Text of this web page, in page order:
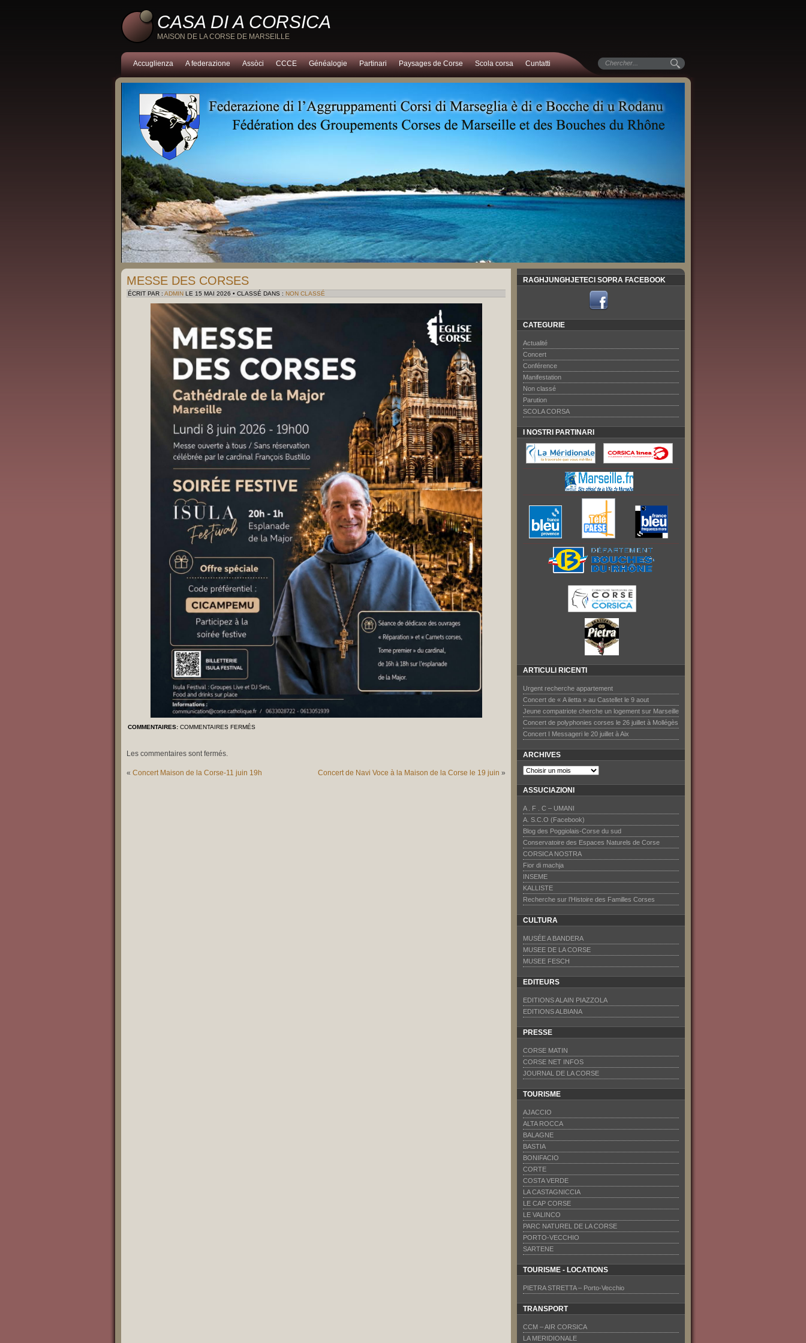
CASA DI A CORSICA
MAISON DE LA CORSE DE MARSEILLE
Accuglienza A federazione Assòci CCCE Généalogie Partinari Paysages de Corse Scola corsa Cuntatti
MESSE DES CORSES
ÉCRIT PAR : ADMIN LE 15 MAI 2026 • CLASSÉ DANS : NON CLASSÉ
COMMENTAIRES: COMMENTAIRES FERMÉS
Les commentaires sont fermés.
« Concert Maison de la Corse-11 juin 19h Concert de Navi Voce à la Maison de la Corse le 19 juin »
RAGHJUNGHJETECI SOPRA FACEBOOK
CATEGURIE
Actualité
Concert
Conférence
Manifestation
Non classé
Parution
SCOLA CORSA
I NOSTRI PARTINARI
ARTICULI RICENTI
Urgent recherche appartement
Concert de « A iletta » au Castellet le 9 aout
Jeune compatriote cherche un logement sur Marseille
Concert de polyphonies corses le 26 juillet à Mollégès
Concert I Messageri le 20 juillet à Aix
ARCHIVES
ASSUCIAZIONI
A . F . C – UMANI
A. S.C.O (Facebook)
Blog des Poggiolais-Corse du sud
Conservatoire des Espaces Naturels de Corse
CORSICA NOSTRA
Fior di machja
INSEME
KALLISTE
Recherche sur l’Histoire des Familles Corses
CULTURA
MUSÉE A BANDERA
MUSEE DE LA CORSE
MUSEE FESCH
EDITEURS
EDITIONS ALAIN PIAZZOLA
EDITIONS ALBIANA
PRESSE
CORSE MATIN
CORSE NET INFOS
JOURNAL DE LA CORSE
TOURISME
AJACCIO
ALTA ROCCA
BALAGNE
BASTIA
BONIFACIO
CORTE
COSTA VERDE
LA CASTAGNICCIA
LE CAP CORSE
LE VALINCO
PARC NATUREL DE LA CORSE
PORTO-VECCHIO
SARTENE
TOURISME - LOCATIONS
PIETRA STRETTA – Porto-Vecchio
TRANSPORT
CCM – AIR CORSICA
LA MERIDIONALE